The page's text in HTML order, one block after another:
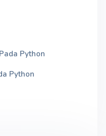
Python
Python